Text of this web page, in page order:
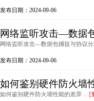
发布日期：2024-09-06
网络监听攻击—数据
网络监听攻击—数据包捕捉与协议分
发布日期：2024-09-06
如何鉴别硬件防火墙
如何鉴别硬件防火墙性能的差异 ... [